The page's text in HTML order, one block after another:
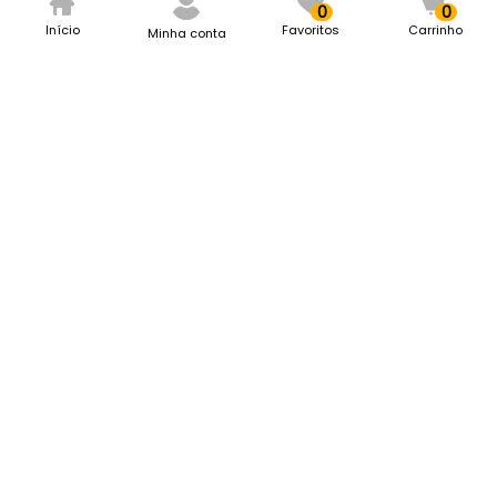
Início Minha conta
0
Favoritos
0
Carrinho